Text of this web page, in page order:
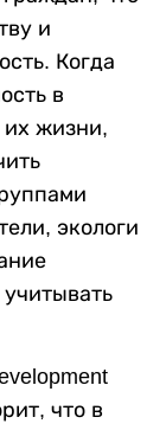
и
Когда
в
жизни,
экологи
что в